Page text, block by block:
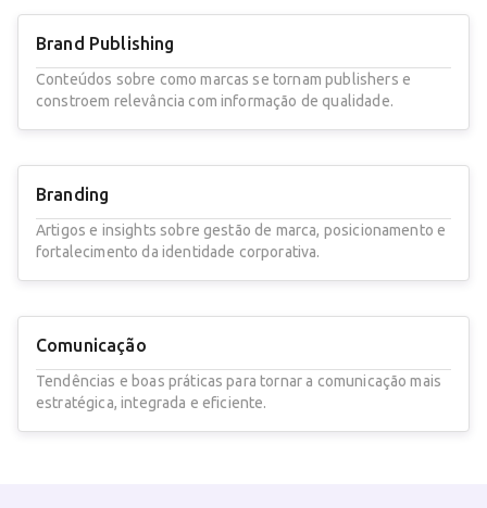
Brand Publishing
Conteúdos sobre como marcas se tornam publishers e
constroem relevância com informação de qualidade.
Branding
Artigos e insights sobre gestão de marca, posicionamento e
fortalecimento da identidade corporativa.
Comunicação
Tendências e boas práticas para tornar a comunicação mais
estratégica, integrada e eficiente.